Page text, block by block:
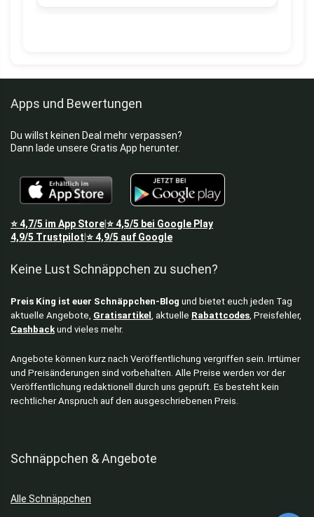
Apps und Bewertungen
Du willst keinen Deal mehr verpassen?
Dann lade unsere Gratis App herunter.
⭐4,7/5 im App Store⭐4,5/5 bei Google Play
4,9/5 Trustpilot ⭐4,9/5 auf Google
Keine Lust Schnäppchen zu suchen?
Preis King ist euer Schnäppchen-Blog und bietet euch jeden Tag
aktuelle Angebote, Gratisartikel , aktuelle Rabattcodes , Preisfehler,
Cashback und vieles mehr.
Angebote können kurz nach Veröffentlichung vergriffen sein. Irrtümer
und Preisänderungen sind vorbehalten. Alle Preise werden vor der
Veröffentlichung redaktionell durch uns geprüft. Es besteht kein
rechtlicher Anspruch auf den ausgeschriebenen Preis.
Schnäppchen & Angebote
Alle Schnäppchen